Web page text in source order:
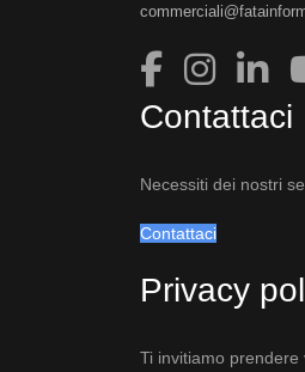
Contattaci
Necessiti dei nostri
Contattaci
Privacy
Ti invitiamo prendere